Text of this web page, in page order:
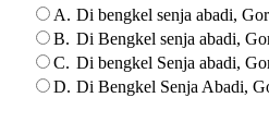
A. Di bengkel senja abadi,
B. Di Bengkel senja abadi,
C. Di bengkel Senja abadi,
D. Di Bengkel Senja Abadi,